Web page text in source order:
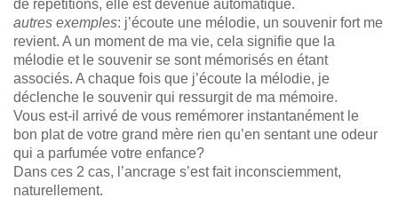
de répétitions, elle est devenue automatique.
autres exemples: j’écoute une mélodie, un souvenir fort me
revient. A un moment de ma vie, cela signifie que la
mélodie et le souvenir se sont mémorisés en étant
associés. A chaque fois que j’écoute la mélodie, je
déclenche le souvenir qui ressurgit de ma mémoire.
Vous est-il arrivé de vous remémorer instantanément le
bon plat de votre grand mère rien qu’en sentant une odeur
qui a parfumée votre enfance?
Dans ces 2 cas, l’ancrage s’est fait inconsciemment,
naturellement.